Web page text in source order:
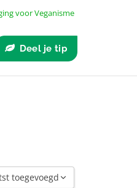
voor Veganisme
Deel je tip
toegevoegd